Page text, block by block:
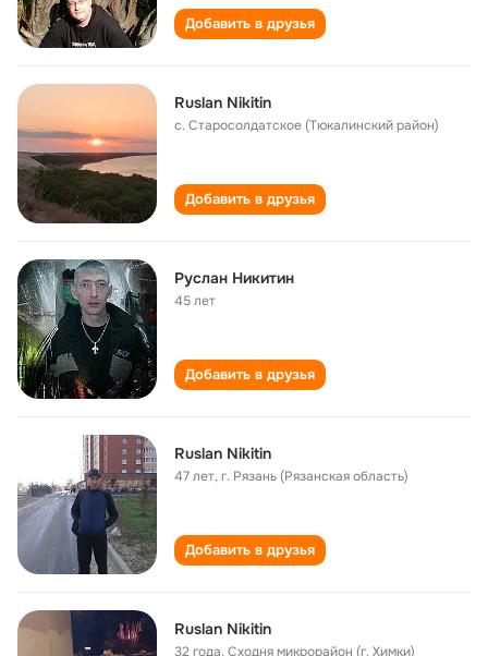
Добавить в друзья
Ruslan Nikitin
с. Старосолдатское (Тюкалинский район)
Добавить в друзья
Руслан Никитин
45 лет
Добавить в друзья
Ruslan Nikitin
47 лет,г. Рязань (Рязанская область)
Добавить в друзья
Ruslan Nikitin
32 года,Сходня микрорайон (г. Химки)